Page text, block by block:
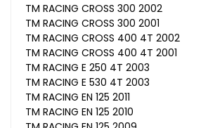
TM RACING CROSS 300 2002
TM RACING CROSS 300 2001
TM RACING CROSS 400 4T 2002
TM RACING CROSS 400 4T 2001
TM RACING E 250 4T 2003
TM RACING E 530 4T 2003
TM RACING EN 125 2011
TM RACING EN 125 2010